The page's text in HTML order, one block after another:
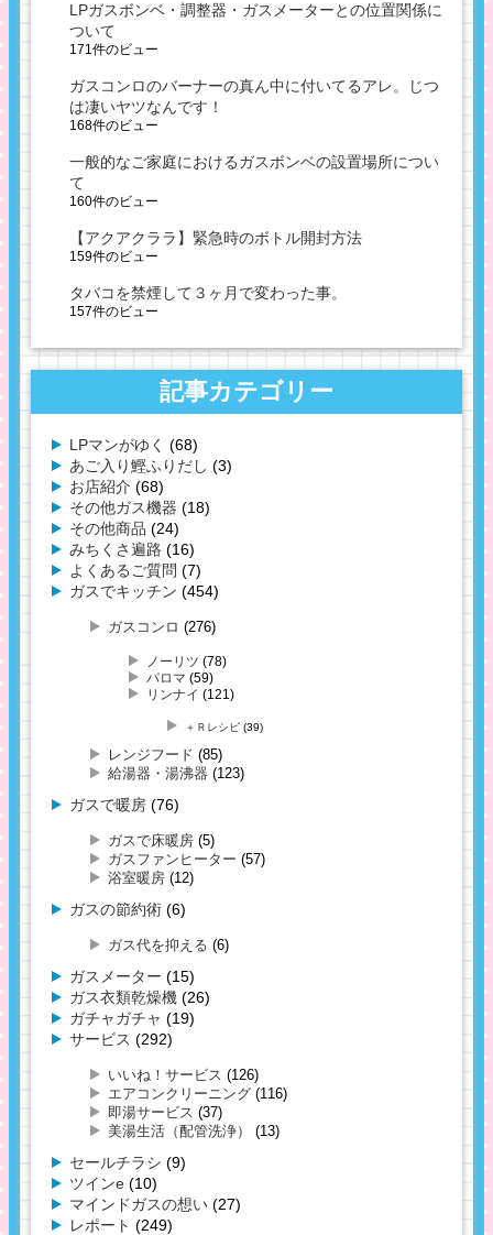
LPガスボンベ・調整器・ガスメーターとの位置関係に
ついて
171件のビュー
ガスコンロのバーナーの真ん中に付いてるアレ。じつ
は凄いヤツなんです！
168件のビュー
一般的なご家庭におけるガスボンベの設置場所につい
て
160件のビュー
【アクアクララ】緊急時のボトル開封方法
159件のビュー
タバコを禁煙して３ヶ月で変わった事。
157件のビュー
記事カテゴリー
LPマンがゆく (68)
あご入り鰹ふりだし (3)
お店紹介 (68)
その他ガス機器 (18)
その他商品 (24)
みちくさ遍路 (16)
よくあるご質問 (7)
ガスでキッチン (454)
ガスコンロ (276)
ノーリツ (78)
パロマ (59)
リンナイ (121)
＋Ｒレシピ (39)
レンジフード (85)
給湯器・湯沸器 (123)
ガスで暖房 (76)
ガスで床暖房 (5)
ガスファンヒーター (57)
浴室暖房 (12)
ガスの節約術 (6)
ガス代を抑える (6)
ガスメーター (15)
ガス衣類乾燥機 (26)
ガチャガチャ (19)
サービス (292)
いいね！サービス (126)
エアコンクリーニング (116)
即湯サービス (37)
美湯生活（配管洗浄）
(13)
セールチラシ (9)
ツインe (10)
マインドガスの想い (27)
レポート (249)